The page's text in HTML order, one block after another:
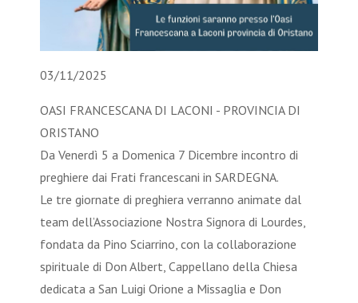
03/11/2025
OASI FRANCESCANA DI LACONI - PROVINCIA DI
ORISTANO
Da Venerdì 5 a Domenica 7 Dicembre incontro di
preghiere dai Frati francescani in SARDEGNA.
Le tre giornate di preghiera verranno animate dal
team dell’Associazione Nostra Signora di Lourdes,
fondata da Pino Sciarrino, con la collaborazione
spirituale di Don Albert, Cappellano della Chiesa
dedicata a San Luigi Orione a Missaglia e Don